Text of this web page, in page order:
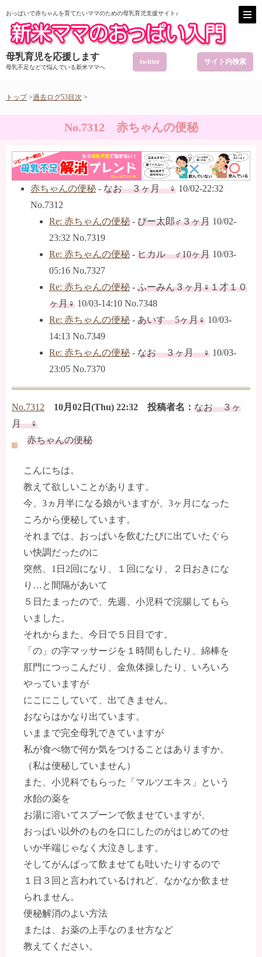
おっぱいで赤ちゃんを育てたいママのための母乳育児支援サイト♪
母乳育児を応援します
母乳不足などで悩んでいる新米ママへ
twitter サイト内検索
トップ>過去ログ53目次 >
No.7312 赤ちゃんの便秘
赤ちゃんの便秘 - なお ３ヶ月 ♀ 10/02-22:32
No.7312
Re: 赤ちゃんの便秘 - ぴー太郎♂３ヶ月 10/02-
23:32 No.7319
Re: 赤ちゃんの便秘 - ヒカル ♂10ヶ月 10/03-
05:16 No.7327
Re: 赤ちゃんの便秘 - ふーみん３ヶ月♀１才１０
ヶ月♀ 10/03-14:10 No.7348
Re: 赤ちゃんの便秘 - あいす 5ヶ月♀ 10/03-
14:13 No.7349
Re: 赤ちゃんの便秘 - なお ３ヶ月 ♀ 10/03-
23:05 No.7370
No.7312 10月02日(Thu) 22:32 投稿者名： なお ３ヶ
月 ♀
赤ちゃんの便秘
こんにちは。
教えて欲しいことがあります。
今、3ヵ月半になる娘がいますが、3ヶ月になった
ころから便秘しています。
それまでは、おっぱいを飲むたびに出ていたぐら
い快調だったのに
突然、1日2回になり、１回になり、２日おきにな
り…と間隔があいて
５日たまったので、先週、小児科で浣腸してもら
いました。
それからまた、今日で５日目です。
「の」の字マッサージを１時間もしたり、綿棒を
肛門につっこんだり、金魚体操したり、いろいろ
やっていますが
にこにこしていて、出てきません。
おならはかなり出ています。
いままで完全母乳できていますが
私が食べ物で何か気をつけることはありますか。
（私は便秘していません）
また、小児科でもらった「マルツエキス」という
水飴の薬を
お湯に溶いてスプーンで飲ませていますが、
おっぱい以外のものを口にしたのがはじめてのせ
いか半端じゃなく大泣きします。
そしてがんばって飲ませても吐いたりするので
１日３回と言われているけれど、なかなか飲ませ
られません。
便秘解消のよい方法
または、お薬の上手なのませ方など
教えてください。